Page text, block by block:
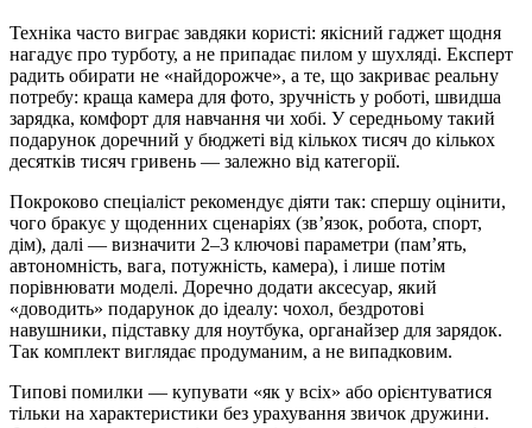
Техніка часто виграє завдяки користі: якісний гаджет щодня
нагадує про турботу, а не припадає пилом у шухляді. Експерт
радить обирати не «найдорожче», а те, що закриває реальну
потребу: краща камера для фото, зручність у роботі, швидша
зарядка, комфорт для навчання чи хобі. У середньому такий
подарунок доречний у бюджеті від кількох тисяч до кількох
десятків тисяч гривень — залежно від категорії.
Покроково спеціаліст рекомендує діяти так: спершу оцінити,
чого бракує у щоденних сценаріях (зв’язок, робота, спорт,
дім), далі — визначити 2–3 ключові параметри (пам’ять,
автономність, вага, потужність, камера), і лише потім
порівнювати моделі. Доречно додати аксесуар, який
«доводить» подарунок до ідеалу: чохол, бездротові
навушники, підставку для ноутбука, органайзер для зарядок.
Так комплект виглядає продуманим, а не випадковим.
Типові помилки — купувати «як у всіх» або орієнтуватися
тільки на характеристики без урахування звичок дружини.